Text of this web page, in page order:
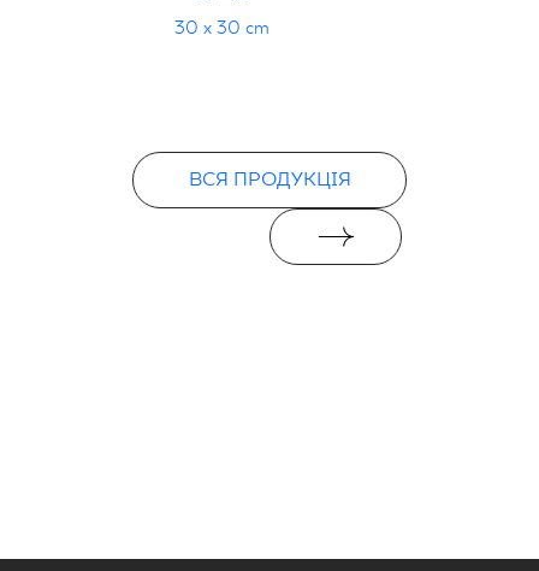
30 x 30 cm
ВСЯ ПРОДУКЦІЯ